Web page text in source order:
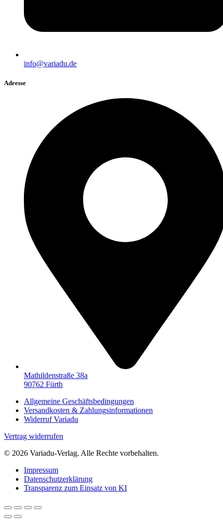
info@variadu.de
Adresse
Mathildenstraße 38a
90762 Fürth
Allgemeine Geschäftsbedingungen
Versandkosten & Zahlungsinformationen
Widerruf Variadu
Vertrag widerrufen
© 2026 Variadu-Verlag. Alle Rechte vorbehalten.
Impressum
Datenschutzerklärung
Transparenz zum Einsatz von KI